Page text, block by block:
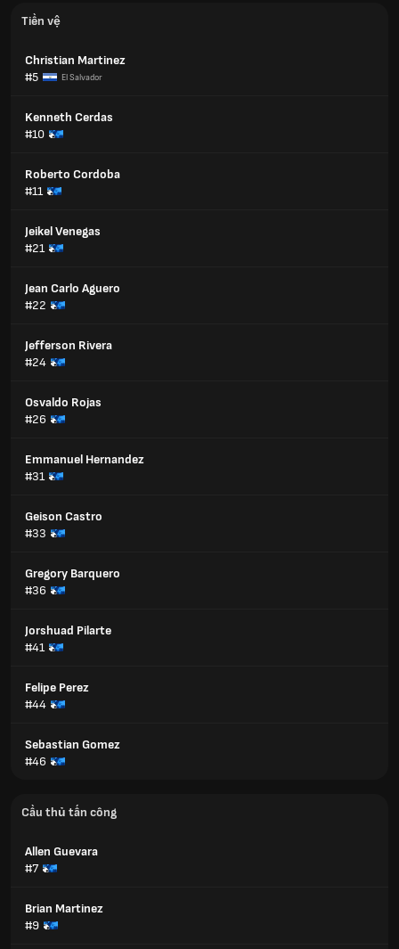
Tiền vệ
Christian Martinez
#5
El Salvador
Kenneth Cerdas
#10
Roberto Cordoba
#11
Jeikel Venegas
#21
Jean Carlo Aguero
#22
Jefferson Rivera
#24
Osvaldo Rojas
#26
Emmanuel Hernandez
#31
Geison Castro
#33
Gregory Barquero
#36
Jorshuad Pilarte
#41
Felipe Perez
#44
Sebastian Gomez
#46
Cầu thủ tấn công
Allen Guevara
#7
Brian Martinez
#9